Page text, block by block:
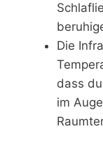
Die
dass
im